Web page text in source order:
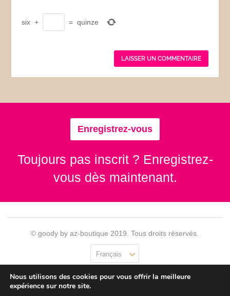
six + = quinze
Enregistrez-vous
Toujours pas inscrit ? Enregistrez-
vous dès maintenant.
© goody by az-boutique 2019. Tous droits réservés.
Français
Contact Se connecter Confidentialité CGU
Nous utilisons des cookies pour vous offrir la meilleure
expérience sur notre site.